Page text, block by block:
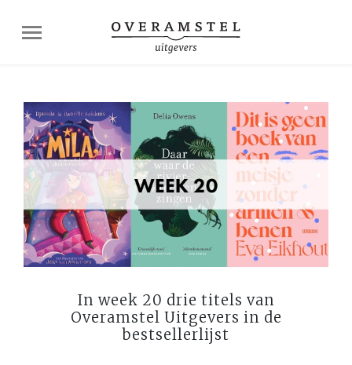
In week 20 drie titels van
Overamstel Uitgevers in de
bestsellerlijst